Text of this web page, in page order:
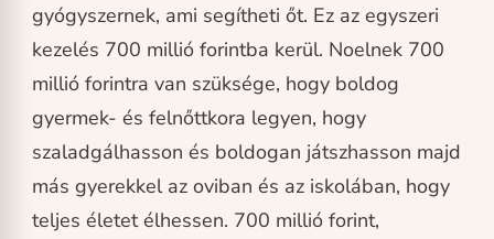
gyógyszernek, ami segítheti őt. Ez az egyszeri
kezelés 700 millió forintba kerül. Noelnek 700
millió forintra van szüksége, hogy boldog
gyermek- és felnőttkora legyen, hogy
szaladgálhasson és boldogan játszhasson majd
más gyerekkel az oviban és az iskolában, hogy
teljes életet élhessen. 700 millió forint,